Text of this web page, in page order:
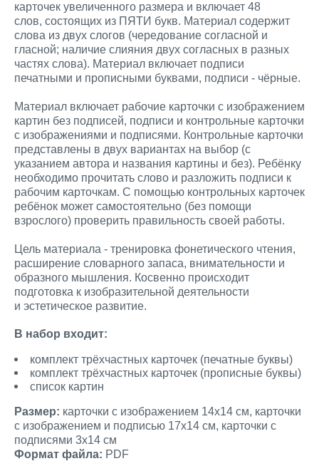
карточек увеличенного размера и включает 48
слов, состоящих из ПЯТИ букв. Материал содержит
слова из двух слогов (чередование согласной и
гласной; наличие слияния двух согласных в разных
частях слова). Материал включает подписи
печатными и прописными буквами, подписи - чёрные.
Материал включает рабочие карточки с изображением
картин без подписей, подписи и контрольные карточки
с изображениями и подписями. Контрольные карточки
представлены в двух вариантах на выбор (с
указанием автора и названия картины и без). Ребёнку
необходимо прочитать слово и разложить подписи к
рабочим карточкам. С помощью контрольных карточек
ребёнок может самостоятельно (без помощи
взрослого) проверить правильность своей работы.
Цель материала - тренировка фонетического чтения,
расширение словарного запаса, внимательности и
образного мышления. Косвенно происходит
подготовка к изобразительной деятельности
и эстетическое развитие.
В набор входит:
комплект трёхчастных карточек (печатные буквы)
комплект трёхчастных карточек (прописные буквы)
список картин
Размер: карточки с изображением 14х14 см, карточки
с изображением и подписью 17х14 см, карточки с
подписями 3х14 см
Формат файла: PDF